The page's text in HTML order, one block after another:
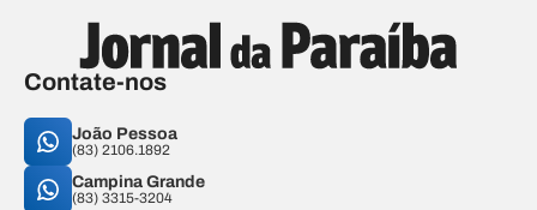
Contate-nos
João Pessoa
(83) 2106.1892
Campina Grande
(83) 3315-3204